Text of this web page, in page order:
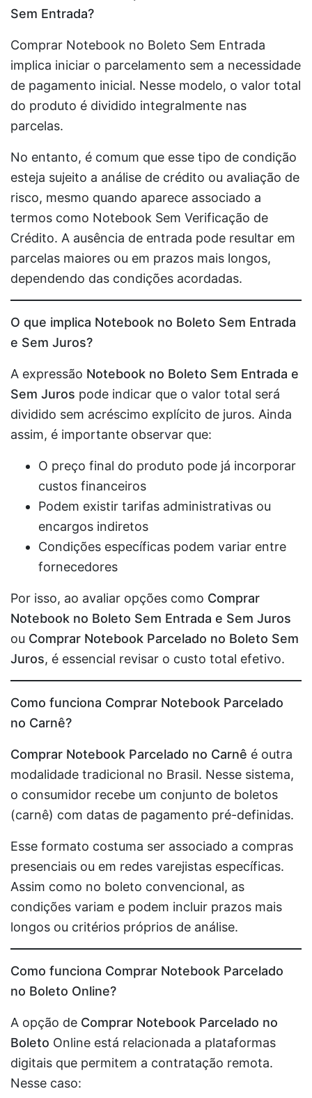
Sem Entrada?
Comprar Notebook no Boleto Sem Entrada
implica iniciar o parcelamento sem a necessidade
de pagamento inicial. Nesse modelo, o valor total
do produto é dividido integralmente nas
parcelas.
No entanto, é comum que esse tipo de condição
esteja sujeito a análise de crédito ou avaliação de
risco, mesmo quando aparece associado a
termos como Notebook Sem Verificação de
Crédito. A ausência de entrada pode resultar em
parcelas maiores ou em prazos mais longos,
dependendo das condições acordadas.
O que implica Notebook no Boleto Sem Entrada
e Sem Juros?
A expressão Notebook no Boleto Sem Entrada e
Sem Juros pode indicar que o valor total será
dividido sem acréscimo explícito de juros. Ainda
assim, é importante observar que:
O preço final do produto pode já incorporar
custos financeiros
Podem existir tarifas administrativas ou
encargos indiretos
Condições específicas podem variar entre
fornecedores
Por isso, ao avaliar opções como Comprar
Notebook no Boleto Sem Entrada e Sem Juros
ou Comprar Notebook Parcelado no Boleto Sem
Juros, é essencial revisar o custo total efetivo.
Como funciona Comprar Notebook Parcelado
no Carnê?
Comprar Notebook Parcelado no Carnê é outra
modalidade tradicional no Brasil. Nesse sistema,
o consumidor recebe um conjunto de boletos
(carnê) com datas de pagamento pré-definidas.
Esse formato costuma ser associado a compras
presenciais ou em redes varejistas específicas.
Assim como no boleto convencional, as
condições variam e podem incluir prazos mais
longos ou critérios próprios de análise.
Como funciona Comprar Notebook Parcelado
no Boleto Online?
A opção de Comprar Notebook Parcelado no
Boleto Online está relacionada a plataformas
digitais que permitem a contratação remota.
Nesse caso: